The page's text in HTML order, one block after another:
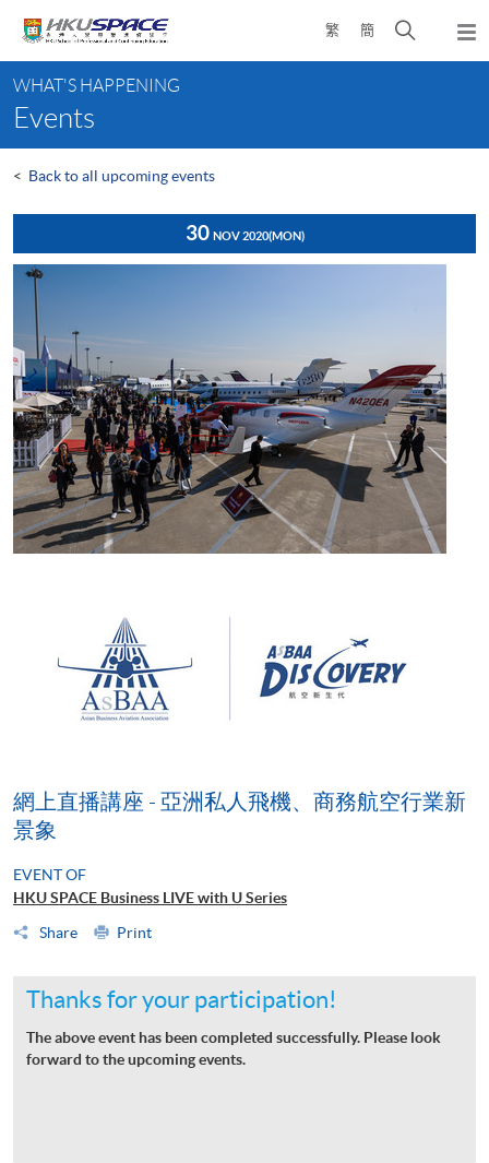
content
繁 簡
Open
search
content
start
WHAT'S HAPPENING
Events
< Back to all upcoming events
30 NOV 2020(MON)
網上直播講座 - 亞洲私人飛機、商務航空行業新
景象
EVENT OF
HKU SPACE Business LIVE with U Series
Share
Print
Thanks for your participation!
The above event has been completed successfully. Please look
forward to the upcoming events.